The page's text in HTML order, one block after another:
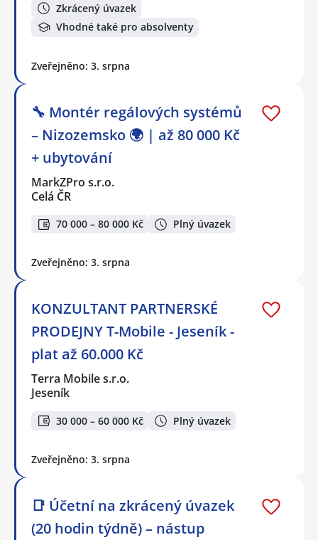
Zkrácený úvazek
Vhodné také pro absolventy
Zveřejněno: 3. srpna
🔧 Montér regálových systémů
– Nizozemsko 🌍 | až 80 000 Kč
+ ubytování
MarkZPro s.r.o.
Celá ČR
70 000 – 80 000 Kč Plný úvazek
Zveřejněno: 3. srpna
KONZULTANT PARTNERSKÉ
PRODEJNY T-Mobile - Jeseník -
plat až 60.000 Kč
Terra Mobile s.r.o.
Jeseník
30 000 – 60 000 Kč Plný úvazek
Zveřejněno: 3. srpna
📑 Účetní na zkrácený úvazek
(20 hodin týdně) – nástup